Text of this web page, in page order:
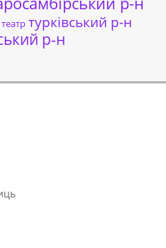
театр турківський р-н
р-н